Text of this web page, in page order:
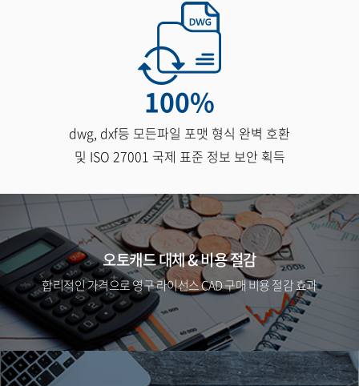
100%
dwg, dxf등 모든파일 포맷 형식 완벽 호환
및 ISO 27001 국제 표준 정보 보안 획득
오토캐드 대체 & 비용 절감
합리적인 가격으로 영구 라이선스 CAD 구매 비용 절감 효과